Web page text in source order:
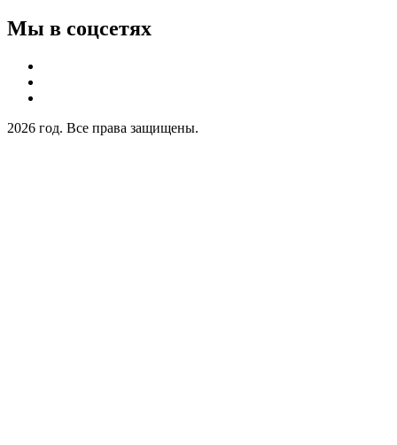
Мы в соцсетях
2026 год. Все права защищены.